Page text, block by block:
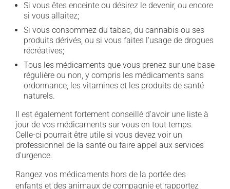
Si vous êtes enceinte ou désirez le devenir, ou encore
si vous allaitez;
Si vous consommez du tabac, du cannabis ou ses
produits dérivés, ou si vous faites l'usage de drogues
récréatives;
Tous les médicaments que vous prenez sur une base
régulière ou non, y compris les médicaments sans
ordonnance, les vitamines et les produits de santé
naturels.
Il est également fortement conseillé d'avoir une liste à
jour de vos médicaments sur vous en tout temps.
Celle-ci pourrait être utile si vous devez voir un
professionnel de la santé ou faire appel aux services
d'urgence.
Rangez vos médicaments hors de la portée des
enfants et des animaux de compagnie et rapportez